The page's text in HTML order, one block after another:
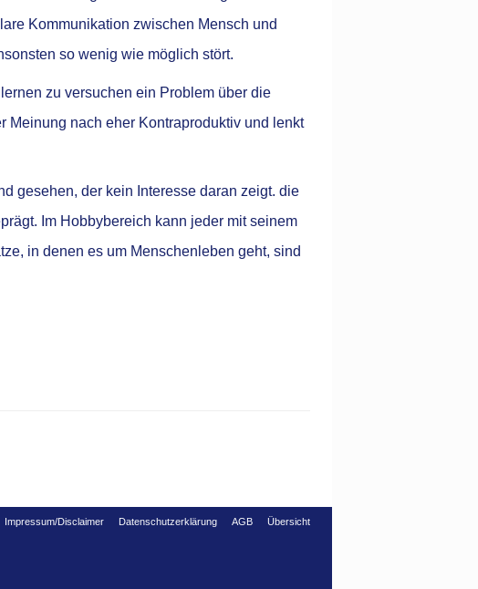
Kommunikation zwischen Mensch und
so wenig wie möglich stört.
zu versuchen ein Problem über die
Meinung nach eher Kontraproduktiv und lenkt
gesehen, der kein Interesse daran zeigt. die
Im Hobbybereich kann jeder mit seinem
in denen es um Menschenleben geht, sind
Impressum/Disclaimer Datenschutzerklärung AGB Übersicht